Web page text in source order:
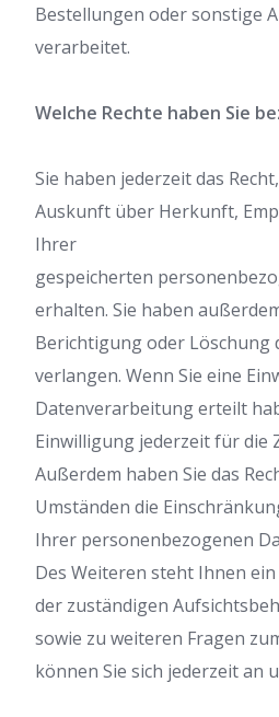
Bestellungen oder sonstige
verarbeitet.
Welche Rechte haben Sie
Sie haben jederzeit das
Auskunft über Herkunft,
Ihrer
gespeicherten
erhalten. Sie haben
Berichtigung oder Löschung
verlangen. Wenn Sie eine
Datenverarbeitung erteilt
Einwilligung jederzeit für die
Außerdem haben Sie das
Umständen die
Ihrer personenbezogenen
Des Weiteren steht Ihnen
der zuständigen
sowie zu weiteren Fragen
können Sie sich jederzeit an